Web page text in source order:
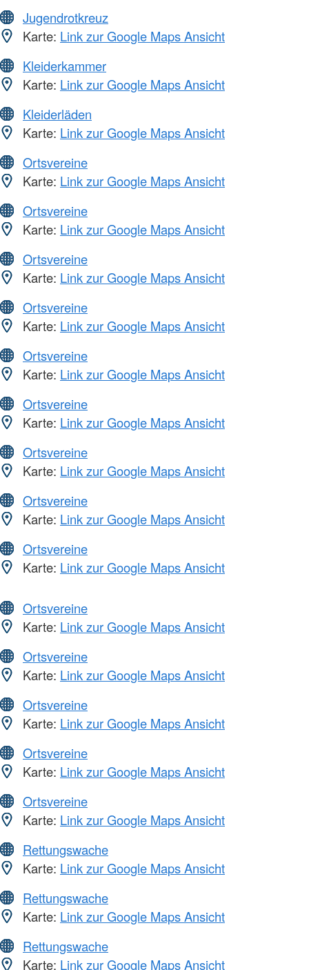
Jugendrotkreuz
Karte: Link zur Google Maps Ansicht
Kleiderkammer
Karte: Link zur Google Maps Ansicht
Kleiderläden
Karte: Link zur Google Maps Ansicht
Ortsvereine
Karte: Link zur Google Maps Ansicht
Ortsvereine
Karte: Link zur Google Maps Ansicht
Ortsvereine
Karte: Link zur Google Maps Ansicht
Ortsvereine
Karte: Link zur Google Maps Ansicht
Ortsvereine
Karte: Link zur Google Maps Ansicht
Ortsvereine
Karte: Link zur Google Maps Ansicht
Ortsvereine
Karte: Link zur Google Maps Ansicht
Ortsvereine
Karte: Link zur Google Maps Ansicht
Ortsvereine
Karte: Link zur Google Maps Ansicht
Ortsvereine
Karte: Link zur Google Maps Ansicht
Ortsvereine
Karte: Link zur Google Maps Ansicht
Ortsvereine
Karte: Link zur Google Maps Ansicht
Ortsvereine
Karte: Link zur Google Maps Ansicht
Ortsvereine
Karte: Link zur Google Maps Ansicht
Rettungswache
Karte: Link zur Google Maps Ansicht
Rettungswache
Karte: Link zur Google Maps Ansicht
Rettungswache
Karte: Link zur Google Maps Ansicht